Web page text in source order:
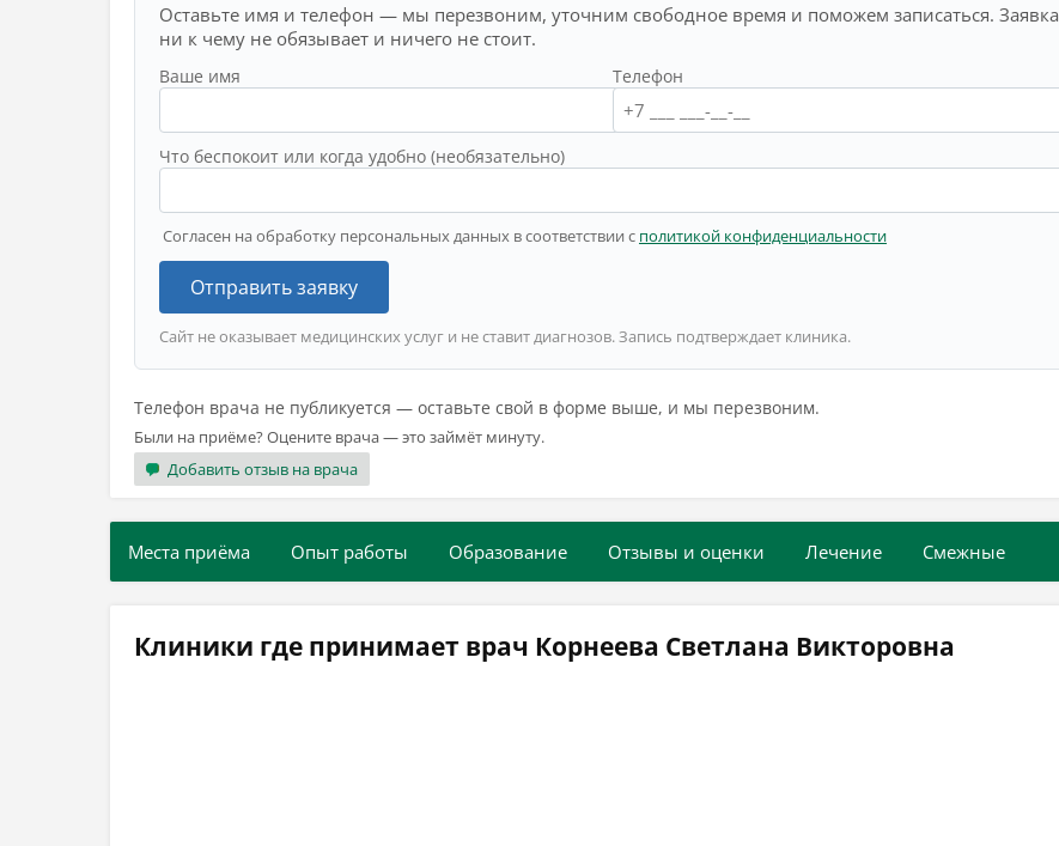
Оставьте имя и телефон — мы перезвоним, уточним свободное время и поможем записаться. Заявка
ни к чему не обязывает и ничего не стоит.
Ваше имя Телефон
Что беспокоит или когда удобно (необязательно)
Согласен на обработку персональных данных в соответствии с политикой конфиденциальности
Отправить заявку
Сайт не оказывает медицинских услуг и не ставит диагнозов. Запись подтверждает клиника.
Телефон врача не публикуется — оставьте свой в форме выше, и мы перезвоним.
Были на приёме? Оцените врача — это займёт минуту.
Добавить отзыв на врача
Места приёма Опыт работы Образование Отзывы и оценки Лечение Смежные
Клиники где принимает врач Корнеева Светлана Викторовна